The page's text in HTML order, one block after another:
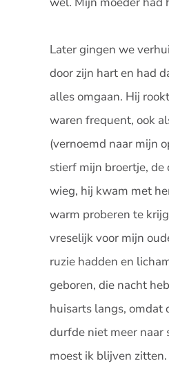
Later gingen we
door zijn hart en had
alles omgaan. Hij
waren frequent, ook
(vernoemd naar mijn
stierf mijn broertje, de
wieg, hij kwam met
warm proberen te
vreselijk voor mijn
ruzie hadden en
geboren, die nacht
huisarts langs, omdat
durfde niet meer naar
moest ik blijven